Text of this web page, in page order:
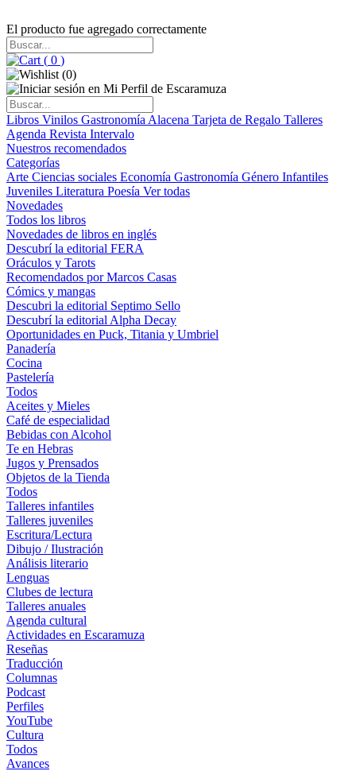
El producto fue agregado correctamente
( 0 )
(0)
Libros Vinilos Gastronomía Alacena Tarjeta de Regalo Talleres
Agenda Revista Intervalo
Nuestros recomendados
Categorías
Arte Ciencias sociales Economía Gastronomía Género Infantiles
Juveniles Literatura Poesía Ver todas
Novedades
Todos los libros
Novedades de libros en inglés
Descubrí la editorial FERA
Oráculos y Tarots
Recomendados por Marcos Casas
Cómics y mangas
Descubri la editorial Septimo Sello
Descubrí la editorial Alpha Decay
Oportunidades en Puck, Titania y Umbriel
Panadería
Cocina
Pastelería
Todos
Aceites y Mieles
Café de especialidad
Bebidas con Alcohol
Te en Hebras
Jugos y Prensados
Objetos de la Tienda
Todos
Talleres infantiles
Talleres juveniles
Escritura/Lectura
Dibujo / Ilustración
Análisis literario
Lenguas
Clubes de lectura
Talleres anuales
Agenda cultural
Actividades en Escaramuza
Reseñas
Traducción
Columnas
Podcast
Perfiles
YouTube
Cultura
Todos
Avances